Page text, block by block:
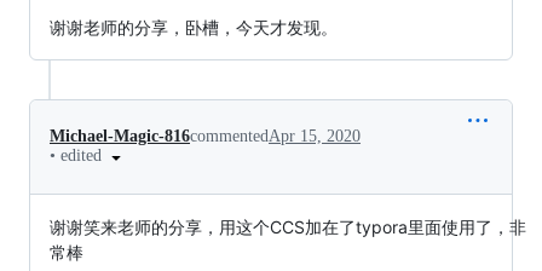
谢谢老师的分享，卧槽，今天才发现。
Michael-Magic-816commented Apr 15, 2020
• edited
谢谢笑来老师的分享，用这个CCS加在了typora里面使用了，非
常棒